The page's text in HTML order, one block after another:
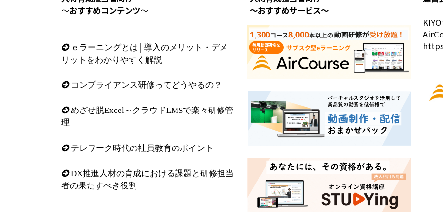
～おすすめコンテンツ～
ｅラーニングとは│導入のメリット・デメ
リットをわかりやすく解説
コンプライアンス研修ってどうやるの？
めざせ脱Excel～クラウドLMSで楽々研修管
理
テレワーク時代の社員教育のポイント
DX推進人材の育成における課題と研修担当
者の果たすべき役割
～おすすめサービス～